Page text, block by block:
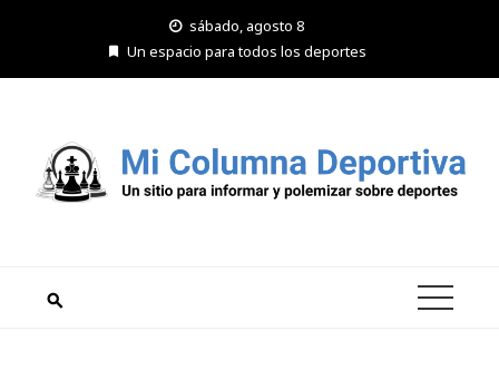
sábado, agosto 8
Un espacio para todos los deportes